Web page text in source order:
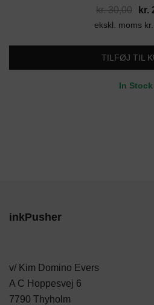
kr.30,00
var:
kr.
kr.
ekskl. moms kr.
TILFØJ TIL
In Stock
inkPusher
v/ Kim Domino Evers
A C Hoppesvej 6
7790 Thyholm